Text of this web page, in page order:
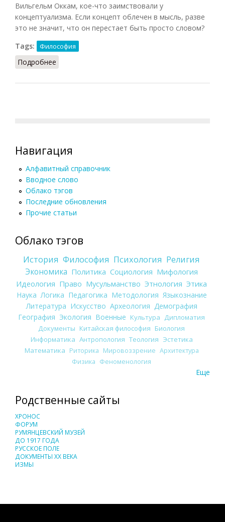
Вильгельм Оккам, кое-что заимствовали у
концептуализма. Если концепт облечен в мысль, разве
это не значит, что он перестает быть просто словом?
Tags:
Философия
Подробнее
Навигация
Алфавитный справочник
Вводное слово
Облако тэгов
Последние обновления
Прочие статьи
Облако тэгов
История Философия Психология Религия
Экономика Политика Социология Мифология
Идеология Право Мусульманство Этнология Этика
Наука Логика Педагогика Методология Языкознание
Литература Искусство Археология Демография
География Экология Военные Культура
Дипломатия
Документы Китайская философия Биология
Информатика Антропология Теология Эстетика
Математика Риторика Мировоззрение Архитектура
Физика Феноменология
Еще
Родственные сайты
ХРОНОС
ФОРУМ
РУМЯНЦЕВСКИЙ МУЗЕЙ
ДО 1917 ГОДА
РУССКОЕ ПОЛЕ
ДОКУМЕНТЫ XX ВЕКА
ИЗМЫ